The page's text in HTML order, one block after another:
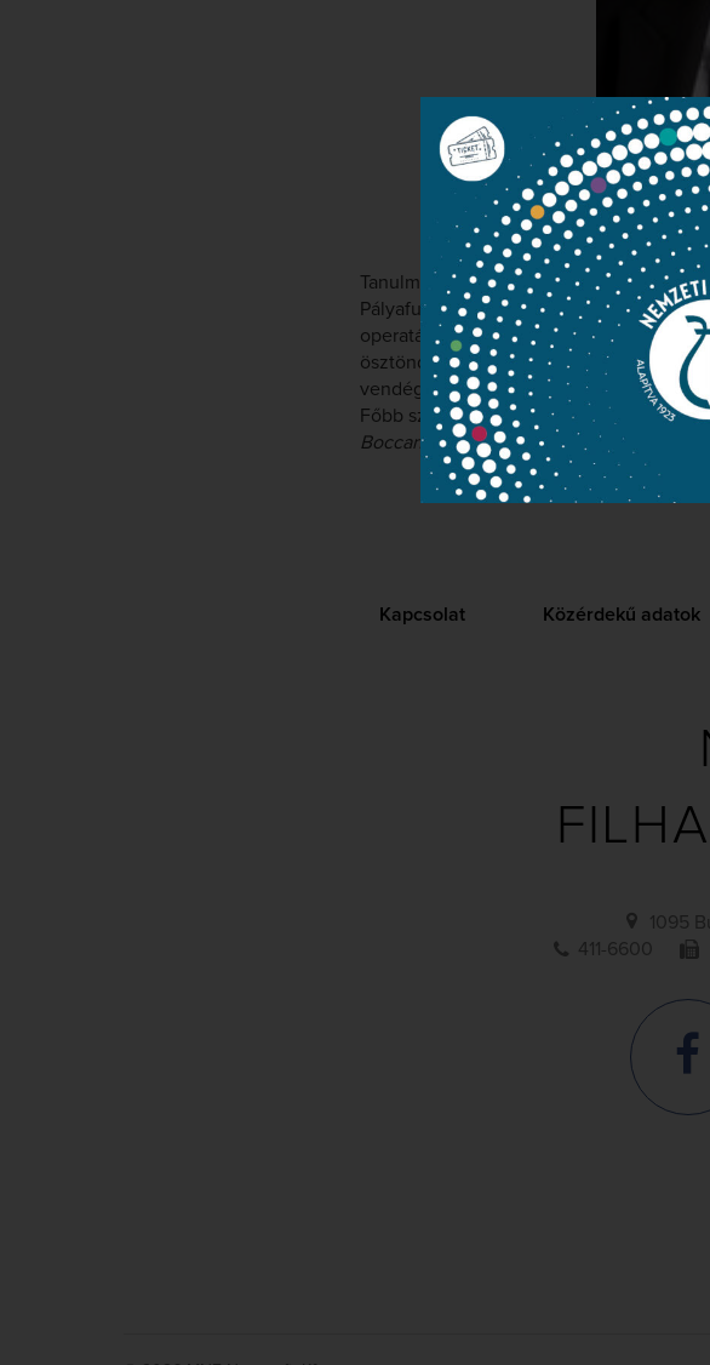
Tanulmányait a Weiner Leó
Pályafutása 1999-ben a Honvéd
operatársulatának tagja volt, emellett
ösztöndíjas, később vendégművész.
vendégszerepelt Németországban,
Főbb szerepei: Csajkovszkij:
Anyegin
Boccanegra(Gabriele), Donizetti:
Kapcsolat Közérdekű adatok
1095
411-6600